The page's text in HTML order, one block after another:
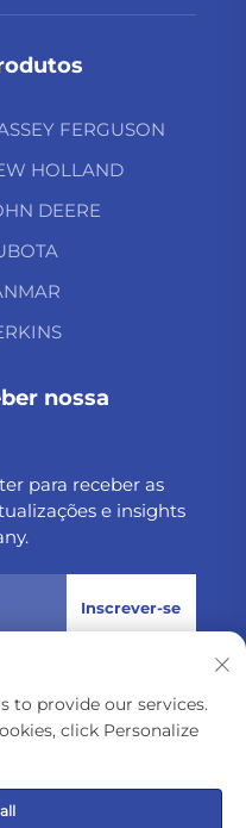
FERGUSON
HOLLAND
DEERE
nossa
para receber as
e insights
Inscrever-se
Import & Export
to provide our services.
click Personalize